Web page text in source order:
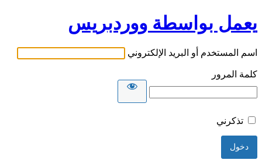
يعمل بواسطة ووردبريس
اسم المستخدم أو البريد الإلكتروني
كلمة المرور
تذكرني